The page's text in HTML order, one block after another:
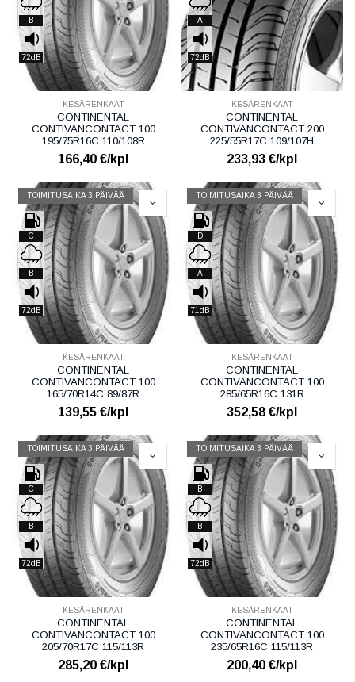
B
72dB
KESÄRENKAAT
CONTINENTAL
CONTIVANCONTACT 100
195/75R16C 110/108R
166,40 €/kpl
A
72dB
KESÄRENKAAT
CONTINENTAL
CONTIVANCONTACT 200
225/55R17C 109/107H
233,93 €/kpl
TOIMITUSAIKA 3 PÄIVÄÄ
C
B
72dB
KESÄRENKAAT
CONTINENTAL
CONTIVANCONTACT 100
165/70R14C 89/87R
139,55 €/kpl
TOIMITUSAIKA 3 PÄIVÄÄ
D
A
71dB
KESÄRENKAAT
CONTINENTAL
CONTIVANCONTACT 100
285/65R16C 131R
352,58 €/kpl
TOIMITUSAIKA 3 PÄIVÄÄ
C
B
72dB
KESÄRENKAAT
CONTINENTAL
CONTIVANCONTACT 100
205/70R17C 115/113R
285,20 €/kpl
TOIMITUSAIKA 3 PÄIVÄÄ
B
B
72dB
KESÄRENKAAT
CONTINENTAL
CONTIVANCONTACT 100
235/65R16C 115/113R
200,40 €/kpl